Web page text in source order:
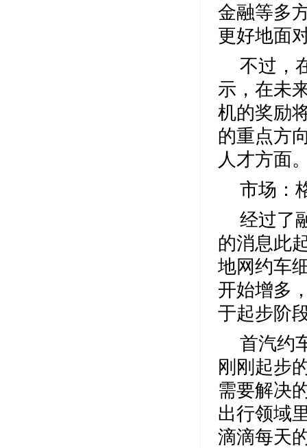
金融等多
更好地面
不过，
示，在未
机的奖励
的重点方
人才方面
市场：
经过了
的消息此
地网约车
开始增多
于起步阶
首汽约
刚刚起步
需要解决
出行领域
滴滴每天